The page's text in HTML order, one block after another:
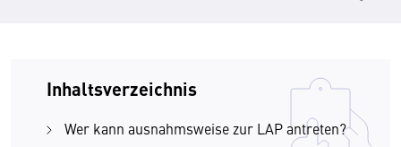
Inhaltsverzeichnis
Wer kann ausnahmsweise zur LAP antreten?